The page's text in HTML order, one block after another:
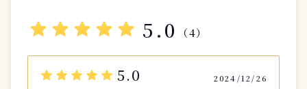
star star star star star 5.0 （4）
star star star star star 5.0 2024/12/26